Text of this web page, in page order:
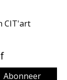
CIT'art
Abonneer